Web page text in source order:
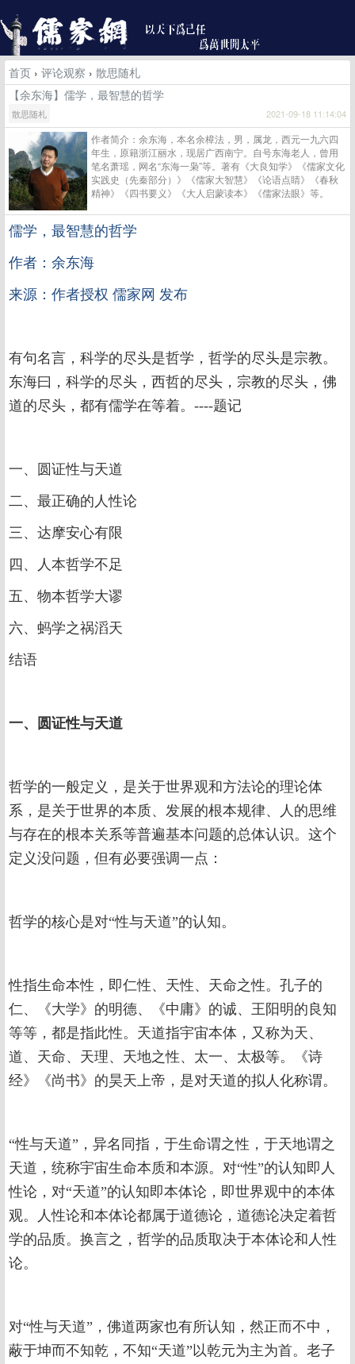
首页 › 评论观察 › 散思随札
【余东海】儒学，最智慧的哲学
散思随札 2021-09-18 11:14:04
作者简介：余东海，本名余樟法，男，属龙，西元一九六四
年生，原籍浙江丽水，现居广西南宁。自号东海老人，曾用
笔名萧瑶，网名“东海一枭”等。著有《大良知学》《儒家文化
实践史（先秦部分）》《儒家大智慧》《论语点睛》《春秋
精神》《四书要义》《大人启蒙读本》《儒家法眼》等。
儒学，最智慧的哲学
作者：余东海
来源：作者授权 儒家网 发布
有句名言，科学的尽头是哲学，哲学的尽头是宗教。
东海曰，科学的尽头，西哲的尽头，宗教的尽头，佛
道的尽头，都有儒学在等着。----题记
一、圆证性与天道
二、最正确的人性论
三、达摩安心有限
四、人本哲学不足
五、物本哲学大谬
六、蚂学之祸滔天
结语
一、圆证性与天道
哲学的一般定义，是关于世界观和方法论的理论体
系，是关于世界的本质、发展的根本规律、人的思维
与存在的根本关系等普遍基本问题的总体认识。这个
定义没问题，但有必要强调一点：
哲学的核心是对“性与天道”的认知。
性指生命本性，即仁性、天性、天命之性。孔子的
仁、《大学》的明德、《中庸》的诚、王阳明的良知
等等，都是指此性。天道指宇宙本体，又称为天、
道、天命、天理、天地之性、太一、太极等。《诗
经》《尚书》的昊天上帝，是对天道的拟人化称谓。
“性与天道”，异名同指，于生命谓之性，于天地谓之
天道，统称宇宙生命本质和本源。对“性”的认知即人
性论，对“天道”的认知即本体论，即世界观中的本体
观。人性论和本体论都属于道德论，道德论决定着哲
学的品质。换言之，哲学的品质取决于本体论和人性
论。
对“性与天道”，佛道两家也有所认知，然正而不中，
蔽于坤而不知乾，不知“天道”以乾元为主为首。老子